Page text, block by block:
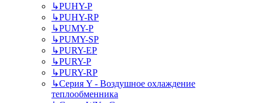
↳PUHY-P
↳PUHY-RP
↳PUMY-P
↳PUMY-SP
↳PURY-EP
↳PURY-P
↳PURY-RP
↳Серия Y - Воздушное охлаждение
теплообменника